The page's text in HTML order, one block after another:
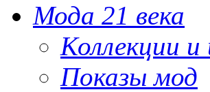
Мода 21 века
Коллекции и
Показы мод